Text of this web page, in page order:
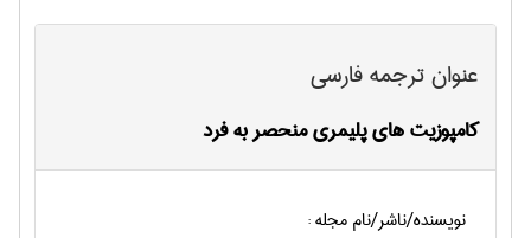
عنوان ترجمه فارسی
کامپوزیت های پلیمری منحصر به فرد
نویسنده/ناشر/نام مجله :